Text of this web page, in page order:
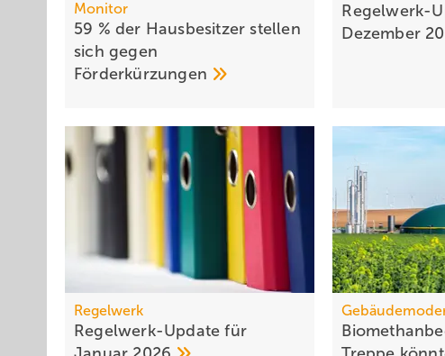
Monitor
59 % der Haus­be­sit­zer stellen
sich gegen
För­der­kür­zungen
Regelwerk-
Dezember
Regelwerk
Regelwerk-Update für